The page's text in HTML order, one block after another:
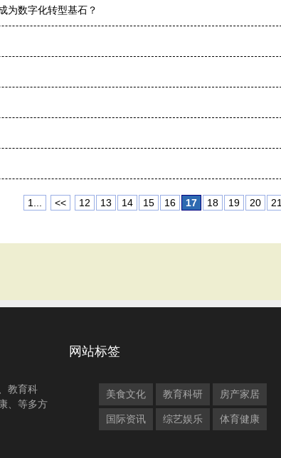
为数字化转型基石？
1... << 12 13 14 15 16 17 18 19 20 21
教育科
、等多方
网站标签
美食文化 教育科研 房产家居
国际资讯 综艺娱乐 体育健康